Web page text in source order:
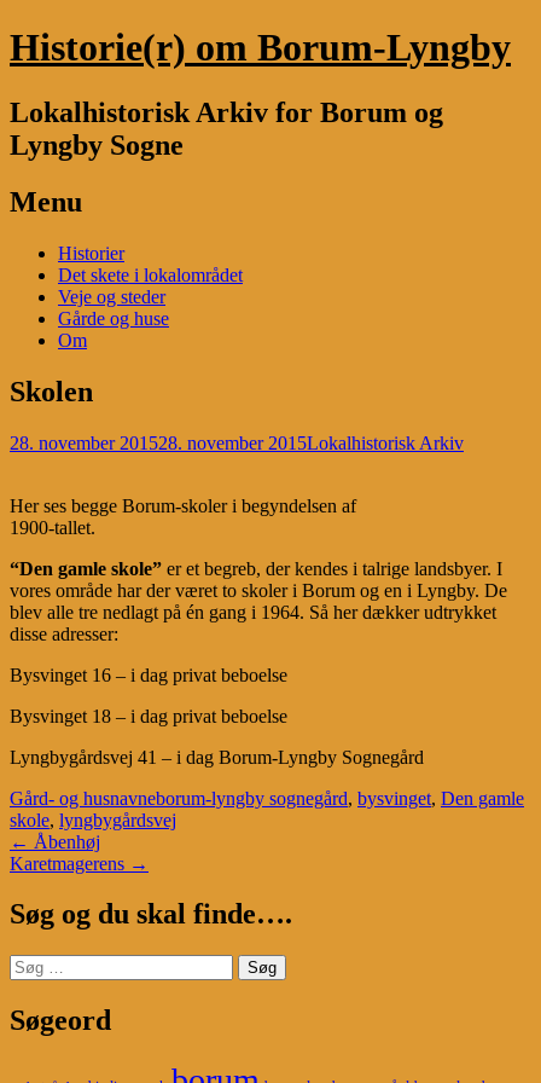
Historie(r) om Borum-Lyngby
Lokalhistorisk Arkiv for Borum og
Lyngby Sogne
Menu
Skip
content
Historier
Det skete i lokalområdet
Veje og steder
Gårde og huse
Om
Skolen
28. november 201528. november 2015Lokalhistorisk Arkiv
Her ses begge Borum-skoler i begyndelsen af
1900-tallet.
“Den gamle skole” er et begreb, der kendes i talrige landsbyer. I
vores område har der været to skoler i Borum og en i Lyngby. De
blev alle tre nedlagt på én gang i 1964. Så her dækker udtrykket
disse adresser:
Bysvinget 16 – i dag privat beboelse
Bysvinget 18 – i dag privat beboelse
Lyngbygårdsvej 41 – i dag Borum-Lyngby Sognegård
Gård- og husnavneborum-lyngby sognegård, bysvinget, Den gamle
skole, lyngbygårdsvej
Post
navigation
← Åbenhøj
Karetmagerens →
Søg og du skal finde….
Søg
efter:
Søgeord